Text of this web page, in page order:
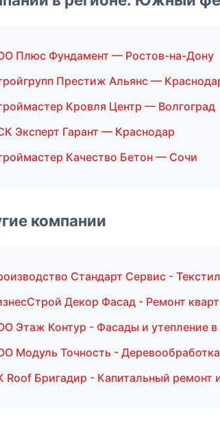
Плюс Фундамент — Ростов-на-Дону
Престиж Альянс —
Кровля Центр — Волгоград
Эксперт Гарант — Краснодар
Качество Бетон — Сочи
компании
Стандарт Сервис -
Декор Фасад - Ремонт
Этаж Контур - Фасады и утепление
Модуль Точность -
Roof Бригадир - Капитальный ремонт